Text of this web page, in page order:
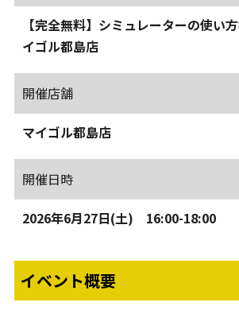
【完全無料】シミュレーターの使い
イゴル都島店
開催店舗
マイゴル都島店
開催日時
2026年6月27日(土) 16:00-18:00
イベント概要